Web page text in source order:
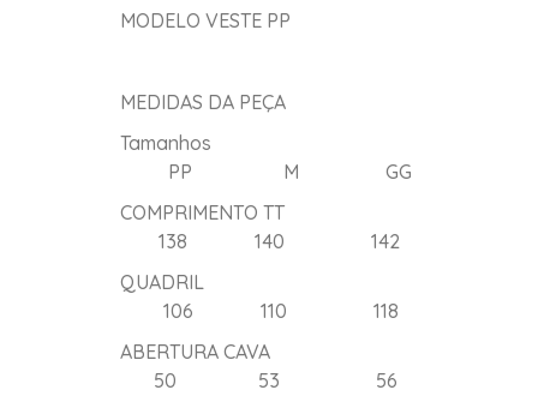
MODELO VESTE PP
MEDIDAS DA PEÇA
Tamanhos
PP M GG
COMPRIMENTO TT
138 140 142
QUADRIL
106 110 118
ABERTURA CAVA
50 53 56